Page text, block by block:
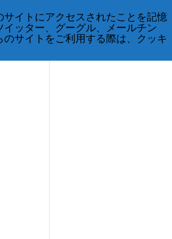
イベント プライバシーに関する規定
イトにアクセスされたことを記憶
ッター、グーグル、メールチン
サイトをご利用する際は、クッキ